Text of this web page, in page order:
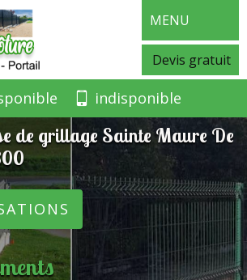
MENU
Devis gratuit
indisponible
de grillage Sainte Maure De